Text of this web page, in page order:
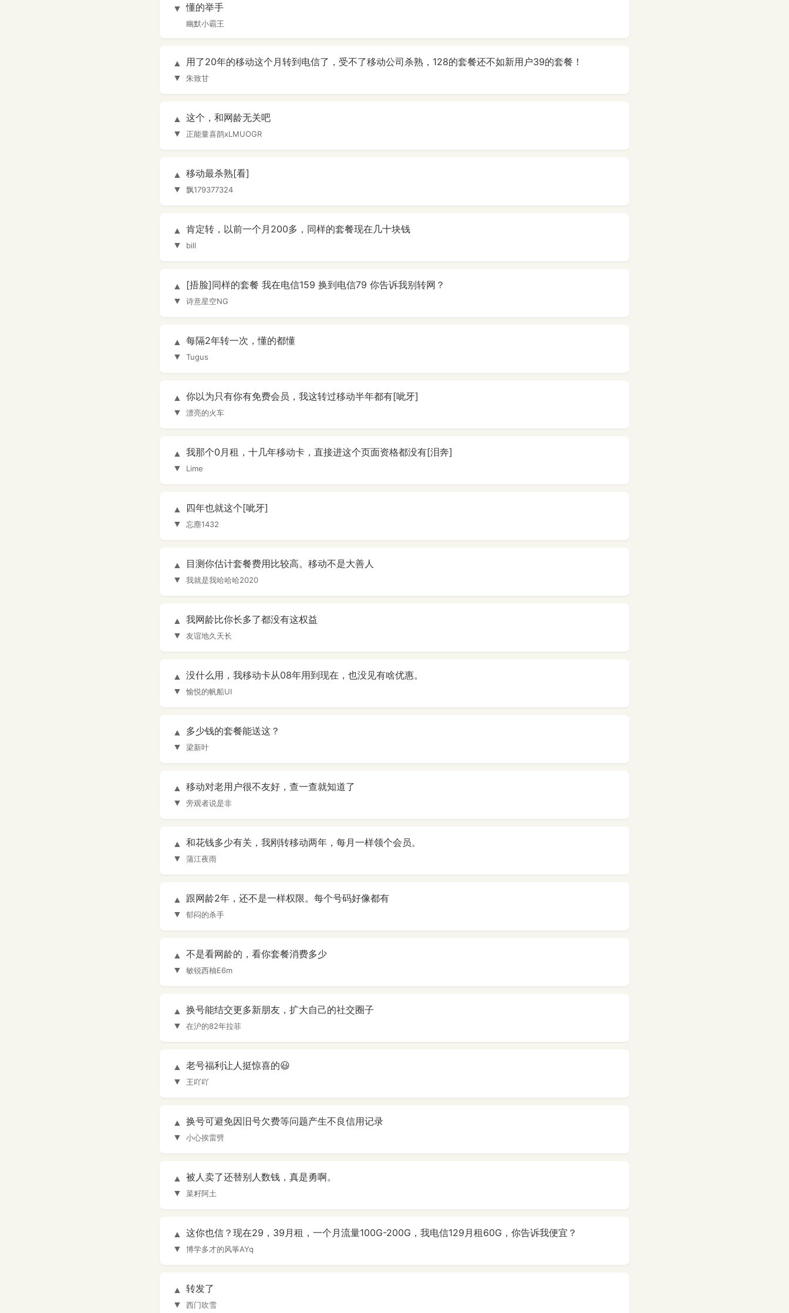
▼ 懂的举手
幽默小霸王
▲
▼
用了20年的移动这个月转到电信了，受不了移动公司杀熟，128的套餐还不如新用户39的套餐！
朱致甘
▲
▼
这个，和网龄无关吧
正能量喜鹊xLMUOGR
▲
▼
移动最杀熟[看]
飘179377324
▲
▼
肯定转，以前一个月200多，同样的套餐现在几十块钱
bill
▲
▼
[捂脸]同样的套餐 我在电信159 换到电信79 你告诉我别转网？
诗意星空NG
▲
▼
每隔2年转一次，懂的都懂
Tugus
▲
▼
你以为只有你有免费会员，我这转过移动半年都有[呲牙]
漂亮的火车
▲
▼
我那个0月租，十几年移动卡，直接进这个页面资格都没有[泪奔]
Lime
▲
▼
四年也就这个[呲牙]
忘塵1432
▲
▼
目测你估计套餐费用比较高。移动不是大善人
我就是我哈哈哈2020
▲
▼
我网龄比你长多了都没有这权益
友谊地久天长
▲
▼
没什么用，我移动卡从08年用到现在，也没见有啥优惠。
愉悦的帆船UI
▲
▼
多少钱的套餐能送这？
梁新叶
▲
▼
移动对老用户很不友好，查一查就知道了
旁观者说是非
▲
▼
和花钱多少有关，我刚转移动两年，每月一样领个会员。
蒲江夜雨
▲
▼
跟网龄2年，还不是一样权限。每个号码好像都有
郁闷的杀手
▲
▼
不是看网龄的，看你套餐消费多少
敏锐西柚E6m
▲
▼
换号能结交更多新朋友，扩大自己的社交圈子
在沪的82年拉菲
▲
▼
老号福利让人挺惊喜的😃
王吖吖
▲
▼
换号可避免因旧号欠费等问题产生不良信用记录
小心挨雷劈
▲
▼
被人卖了还替别人数钱，真是勇啊。
菜籽阿土
▲
▼
这你也信？现在29，39月租，一个月流量100G-200G，我电信129月租60G，你告诉我便宜？
博学多才的风筝AYq
▲
▼
转发了
西门吹雪